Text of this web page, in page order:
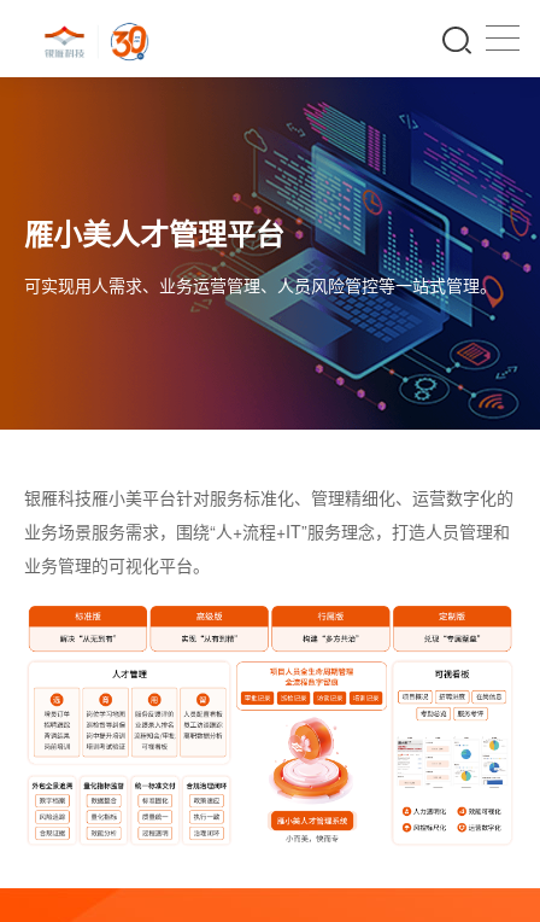
雁小美人才管理平台
可实现用人需求、业务运营管理、人员风险管控等一站式管理。
银雁科技雁小美平台针对服务标准化、管理精细化、运营数字化的
业务场景服务需求，围绕“人+流程+IT”服务理念，打造人员管理和
业务管理的可视化平台。